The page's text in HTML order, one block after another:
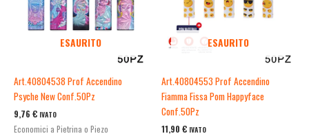
ESAURITO
Art.40804538 Prof Accendino
Psyche New Conf.50Pz
9,76 € IVATO
Economici a Pietrina o Piezo
ESAURITO
Art.40804553 Prof Accendino
Fiamma Fissa Pom Happyface
Conf.50Pz
11,90 € IVATO